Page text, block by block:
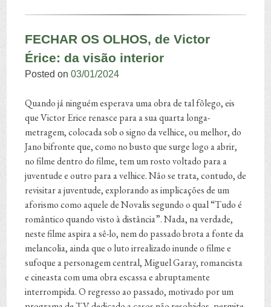
FECHAR OS OLHOS, de Victor
Érice: da visão interior
Posted on03/01/2024
Quando já ninguém esperava uma obra de tal fôlego, eis
que Victor Erice renasce para a sua quarta longa-
metragem, colocada sob o signo da velhice, ou melhor, do
Jano bifronte que, como no busto que surge logo a abrir,
no filme dentro do filme, tem um rosto voltado para a
juventude e outro para a velhice. Não se trata, contudo, de
revisitar a juventude, explorando as implicações de um
aforismo como aquele de Novalis segundo o qual “Tudo é
romântico quando visto à distância”. Nada, na verdade,
neste filme aspira a sê-lo, nem do passado brota a fonte da
melancolia, ainda que o luto irrealizado inunde o filme e
sufoque a personagem central, Miguel Garay, romancista
e cineasta com uma obra escassa e abruptamente
interrompida. O regresso ao passado, motivado por um